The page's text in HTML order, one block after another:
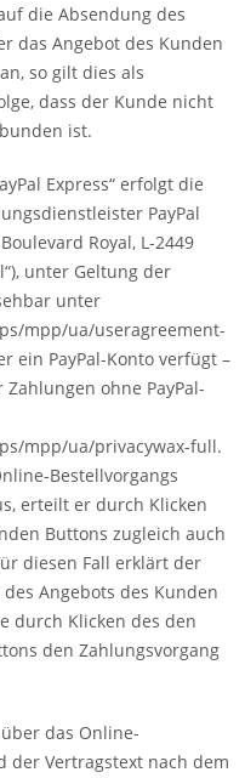
die Absendung des
das Angebot des Kunden
so gilt dies als
dass der Kunde nicht
ist.
Express“ erfolgt die
PayPal
Royal, L-2449
unter Geltung der
unter
mpp/ua/useragreement-
ein PayPal-Konto verfügt –
ohne PayPal-
mpp/ua/privacywax-full.
Bestellvorgangs
erteilt er durch Klicken
Buttons zugleich auch
diesen Fall erklärt der
Angebots des Kunden
durch Klicken des den
den Zahlungsvorgang
das Online-
der Vertragstext nach dem